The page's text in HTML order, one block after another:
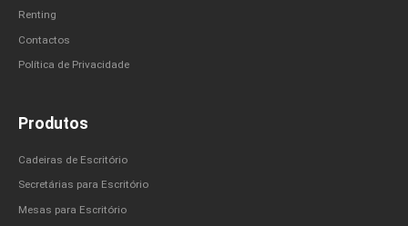
Renting
Contactos
Política de Privacidade
Produtos
Cadeiras de Escritório
Secretárias para Escritório
Mesas para Escritório